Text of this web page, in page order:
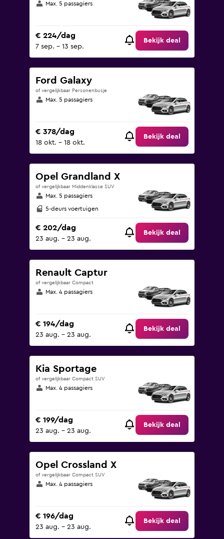
Max. 5 passagiers
€ 224/dag
7 sep. - 13 sep.
Bekijk deal
Ford Galaxy
of vergelijkbaar Personenbusje
Max. 5 passagiers
€ 378/dag
18 okt. - 18 okt.
Bekijk deal
Opel Grandland X
of vergelijkbaar Middenklasse SUV
Max. 5 passagiers
5-deurs voertuigen
€ 202/dag
23 aug. - 23 aug.
Bekijk deal
Renault Captur
of vergelijkbaar Compact
Max. 4 passagiers
€ 194/dag
23 aug. - 23 aug.
Bekijk deal
Kia Sportage
of vergelijkbaar Compact SUV
Max. 4 passagiers
€ 199/dag
23 aug. - 23 aug.
Bekijk deal
Opel Crossland X
of vergelijkbaar Compact SUV
Max. 4 passagiers
€ 196/dag
23 aug. - 23 aug.
Bekijk deal